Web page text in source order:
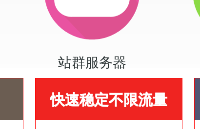
站群服务器
快速稳定不限流量